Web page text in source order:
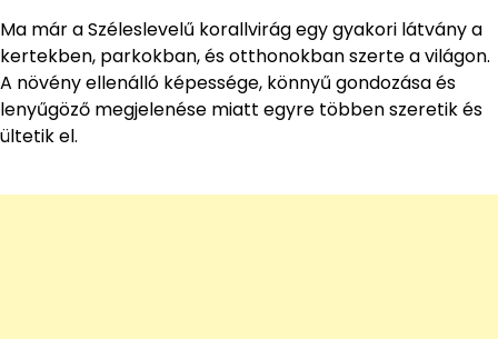
Ma már a Széleslevelű korallvirág egy gyakori látvány a
kertekben, parkokban, és otthonokban szerte a világon.
A növény ellenálló képessége, könnyű gondozása és
lenyűgöző megjelenése miatt egyre többen szeretik és
ültetik el.